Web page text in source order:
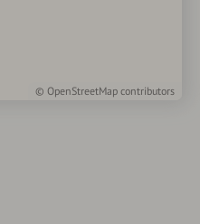
© OpenStreetMap contributors